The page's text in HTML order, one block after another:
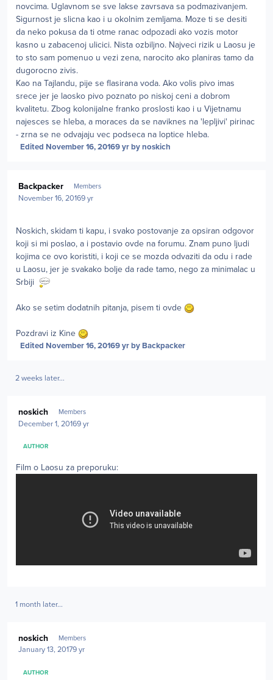
novcima. Uglavnom se sve lakse zavrsava sa podmazivanjem.
Sigurnost je slicna kao i u okolnim zemljama. Moze ti se desiti
da neko pokusa da ti otme ranac odpozadi ako vozis motor
kasno u zabacenoj ulicici. Nista ozbiljno. Najveci rizik u Laosu je
to sto sam pomenuo u vezi zena, narocito ako planiras tamo da
dugorocno zivis.
Kao na Tajlandu, pije se flasirana voda. Ako volis pivo imas
srece jer je laosko pivo poznato po niskoj ceni a dobrom
kvalitetu. Zbog kolonijalne franko proslosti kao i u Vijetnamu
najesces se hleba, a moraces da se naviknes na 'lepljivi' pirinac
- zrna se ne odvajaju vec podseca na loptice hleba.
Edited November 16, 20169 yrby noskich
Backpacker Members
November 16, 20169 yr
Noskich, skidam ti kapu, i svako postovanje za opsiran odgovor
koji si mi poslao, a i postavio ovde na forumu. Znam puno ljudi
kojima ce ovo koristiti, i koji ce se mozda odvaziti da odu i rade
u Laosu, jer je svakako bolje da rade tamo, nego za minimalac u
Srbiji
Ako se setim dodatnih pitanja, pisem ti ovde
Pozdravi iz Kine
Edited November 16, 20169 yrby Backpacker
2 weeks later...
noskich Members
December 1, 20169 yr
AUTHOR
Film o Laosu za preporuku:
1 month later...
noskich Members
January 13, 20179 yr
AUTHOR